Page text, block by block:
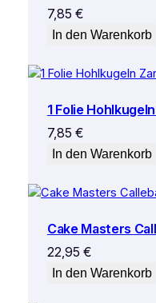
7,85 €
In den Warenkorb
1 Folie
7,85 €
In den Warenkorb
Cake Masters
22,95 €
In den Warenkorb